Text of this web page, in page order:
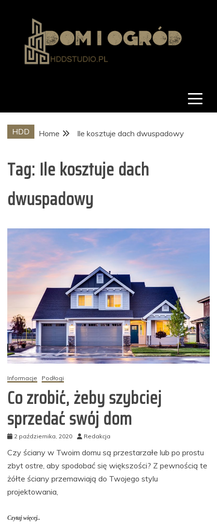
HDD Home Ile kosztuje dach dwuspadowy
Tag: Ile kosztuje dach
dwuspadowy
Informacje Podłogi
Co zrobić, żeby szybciej
sprzedać swój dom
2 października, 2020 Redakcja
Czy ściany w Twoim domu są przestarzałe lub po prostu
zbyt ostre, aby spodobać się większości? Z pewnością te
żółte ściany przemawiają do Twojego stylu
projektowania,
Czytaj więcej..